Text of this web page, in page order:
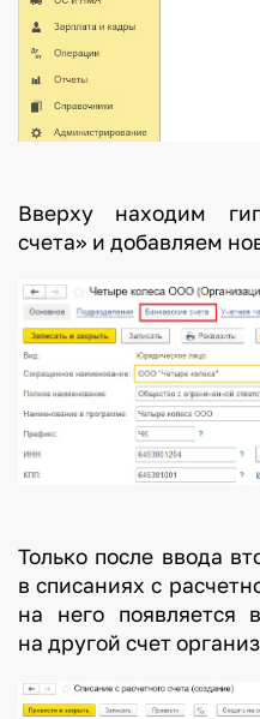
Вверху находим
счета» и добавляем
Только после ввода
в списаниях с
на него появляется
на другой счет